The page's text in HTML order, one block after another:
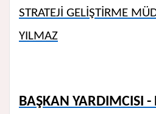
STRATEJİ GELİŞTİRME
YILMAZ
BAŞKAN YARDIMCISI -